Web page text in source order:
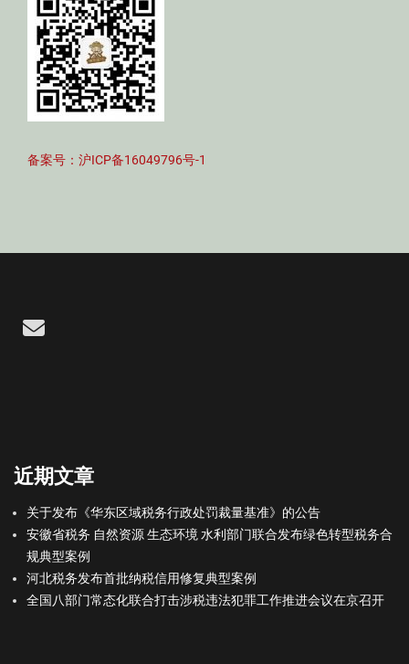
备案号：沪ICP备16049796号-1
Email
近期文章
关于发布《华东区域税务行政处罚裁量基准》的公告
安徽省税务 自然资源 生态环境 水利部门联合发布绿色转型税务合
规典型案例
河北税务发布首批纳税信用修复典型案例
全国八部门常态化联合打击涉税违法犯罪工作推进会议在京召开